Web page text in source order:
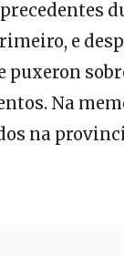
e
puxeron
Na
na